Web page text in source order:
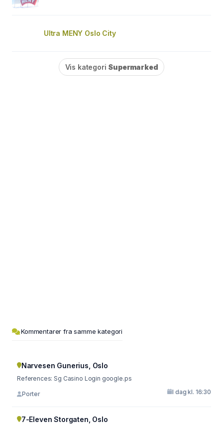
Ultra MENY Oslo City
Vis kategori Supermarked
Kommentarer fra samme kategori
Narvesen Gunerius, Oslo
References: Sg Casino Login google.ps
Porter I dag kl. 16:30
7-Eleven Storgaten, Oslo